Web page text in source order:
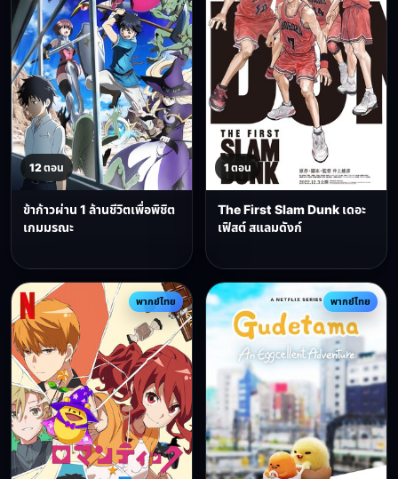
12 ตอน
ข้าก้าวผ่าน 1 ล้านชีวิตเพื่อพิชิต
เกมมรณะ
1 ตอน
The First Slam Dunk เดอะ
เฟิสต์ สแลมดังก์
พากย์ไทย พากย์ไทย